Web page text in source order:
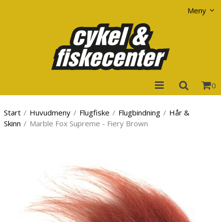
Meny
0
Start / Huvudmeny / Flugfiske / Flugbindning / Hår &
Skinn / Marble Fox Supreme - Fiery Brown